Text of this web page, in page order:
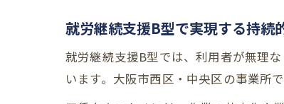
就労継続支援B型で実現する持続
就労継続支援B型では、利用者が無理
います。大阪市西区・中央区の事業所